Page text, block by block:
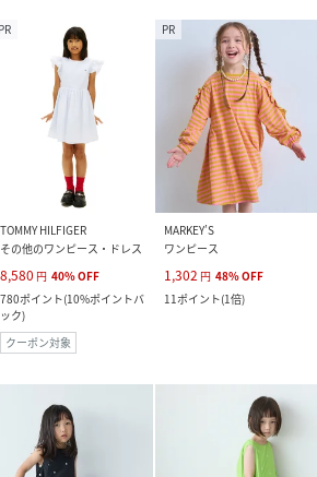
PR
TOMMY HILFIGER
その他のワンピース・ドレス
8,580 円 40%OFF
780ポイント(10%ポイントバ
ック)
クーポン対象
PR
MARKEY’S
ワンピース
1,302 円 48%OFF
11ポイント(1倍)